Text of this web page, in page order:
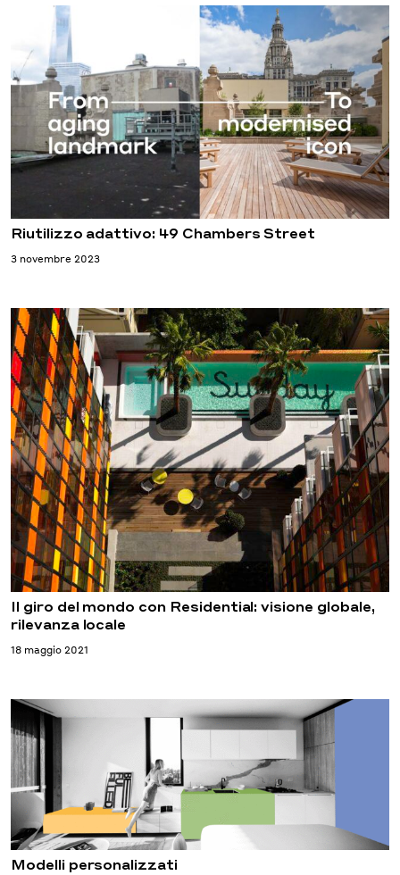
Riutilizzo adattivo: 49 Chambers Street
3 novembre 2023
Il giro del mondo con Residential: visione globale,
rilevanza locale
18 maggio 2021
Modelli personalizzati